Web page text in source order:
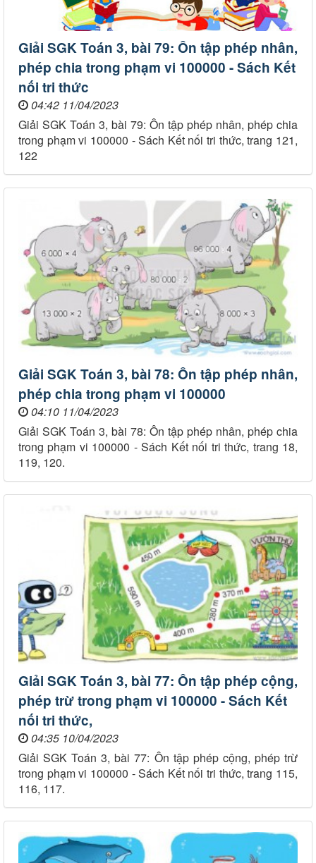
Giải SGK Toán 3, bài 79: Ôn tập phép nhân,
phép chia trong phạm vi 100000 - Sách Kết
nối tri thức
04:42 11/04/2023
Giải SGK Toán 3, bài 79: Ôn tập phép nhân, phép chia
trong phạm vi 100000 - Sách Kết nối tri thức, trang 121,
122
Giải SGK Toán 3, bài 78: Ôn tập phép nhân,
phép chia trong phạm vi 100000
04:10 11/04/2023
Giải SGK Toán 3, bài 78: Ôn tập phép nhân, phép chia
trong phạm vi 100000 - Sách Kết nối tri thức, trang 18,
119, 120.
Giải SGK Toán 3, bài 77: Ôn tập phép cộng,
phép trừ trong phạm vi 100000 - Sách Kết
nối tri thức,
04:35 10/04/2023
Giải SGK Toán 3, bài 77: Ôn tập phép cộng, phép trừ
trong phạm vi 100000 - Sách Kết nối tri thức, trang 115,
116, 117.